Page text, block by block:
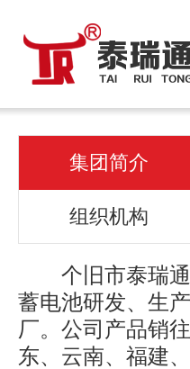
集团简介
组织机构
个旧市泰瑞通
蓄电池研发、生
厂。公司产品销
东、云南、福建